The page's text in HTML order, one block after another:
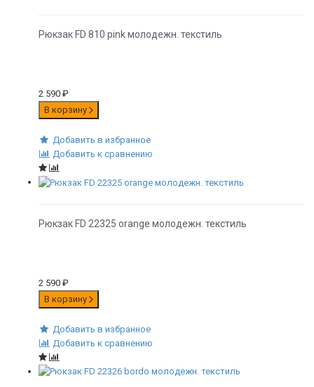
Рюкзак FD 810 pink молодежн. текстиль
2 590 ₽
В корзину
Добавить в избранное
Добавить к сравнению
Рюкзак FD 22325 orange молодежн. текстиль
2 590 ₽
В корзину
Добавить в избранное
Добавить к сравнению